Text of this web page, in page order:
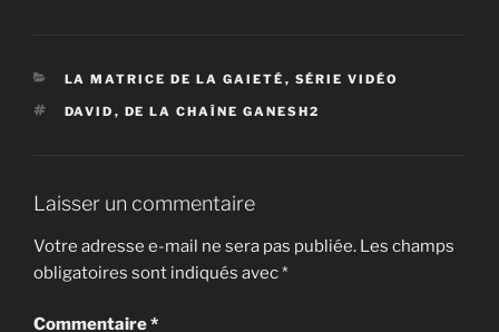
CATÉGORIES
LA MATRICE DE LA GAIETÉ , SÉRIE VIDÉO
ÉTIQUETTES
DAVID , DE LA CHAÎNE GANESH2
Laisser un commentaire
Votre adresse e-mail ne sera pas publiée. Les champs
obligatoires sont indiqués avec*
Commentaire*